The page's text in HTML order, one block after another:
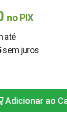
no PIX
até
sem juros
Adicionar ao